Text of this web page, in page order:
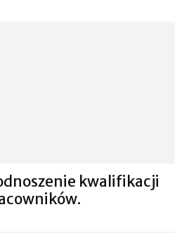
kwalifikacji